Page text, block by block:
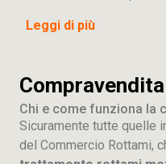
Leggi di più
Chi e come funziona la
Sicuramente tutte quelle
del Commercio Rottami,